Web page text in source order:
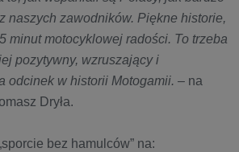
naszych zawodników. Piękne historie,
minut motocyklowej radości. To trzeba
pozytywny, wzruszający i
odcinek w historii Motogamii. – na
Dryła.
bez hamulców” na: